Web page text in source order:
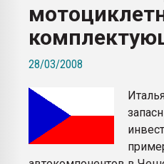
Всё, что касается выдува ПЭТ
бутылок
ПЕРЕЙТИ НА ФОРУМ
28/03/2008